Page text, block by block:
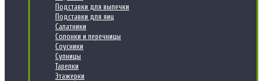
Подставки для выпечки
Подставки для яиц
Салатники
Солонки и перечницы
Соусники
Супницы
Тарелки
Этажерки